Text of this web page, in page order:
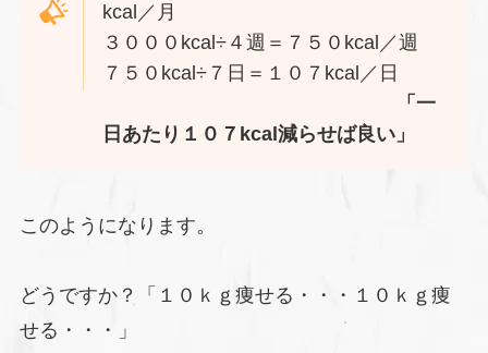
kcal／月
３０００kcal÷４週＝７５０kcal／週
７５０kcal÷７日＝１０７kcal／日
「一
日あたり１０７kcal減らせば良い」
このようになります。
どうですか？「１０ｋｇ痩せる・・・１０ｋｇ痩
せる・・・」